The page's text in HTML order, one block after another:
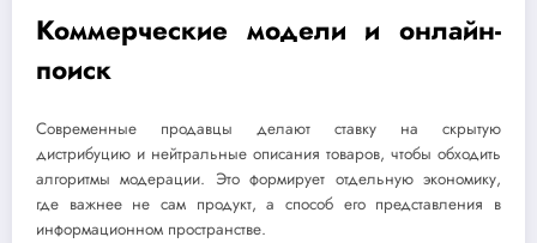
Коммерческие модели и онлайн-
поиск
Современные продавцы делают ставку на скрытую
дистрибуцию и нейтральные описания товаров, чтобы обходить
алгоритмы модерации. Это формирует отдельную экономику,
где важнее не сам продукт, а способ его представления в
информационном пространстве.